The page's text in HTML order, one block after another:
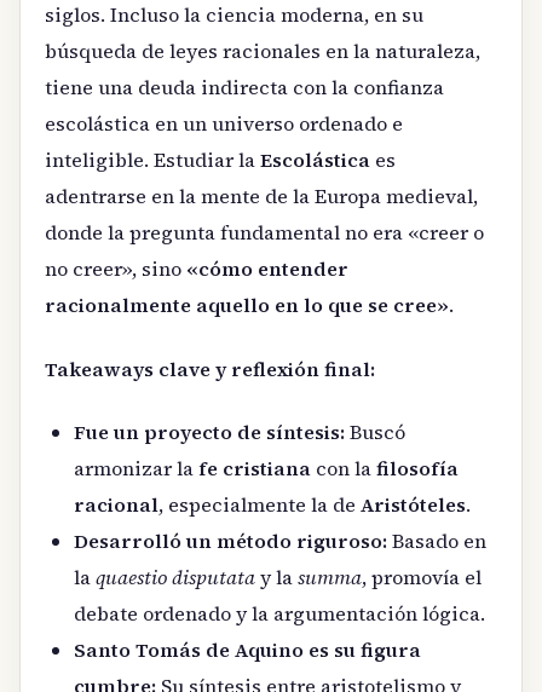
siglos. Incluso la ciencia moderna, en su
búsqueda de leyes racionales en la naturaleza,
tiene una deuda indirecta con la confianza
escolástica en un universo ordenado e
inteligible. Estudiar laEscolástica es
adentrarse en la mente de la Europa medieval,
donde la pregunta fundamental no era «creer o
no creer», sino «cómo entender
racionalmente aquello en lo que se cree».
Takeaways clave y reflexión final:
Fue un proyecto de síntesis:Buscó
armonizar lafe cristiana con lafilosofía
racional, especialmente la de Aristóteles.
Desarrolló un método riguroso:Basado en
laquaestio disputatay lasumma, promovía el
debate ordenado y la argumentación lógica.
Santo Tomás de Aquino es su figura
cumbre: Su síntesis entre aristotelismo y